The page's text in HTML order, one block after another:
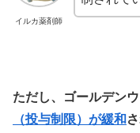
イルカ薬剤師
ただし、ゴールデン
（投与制限）が緩和